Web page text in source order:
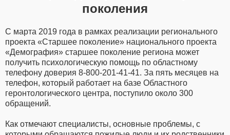
поколения
С марта 2019 года в рамках реализации регионального
проекта «Старшее поколение» национального проекта
«Демография» старшее поколение региона может
получить психологическую помощь по областному
телефону доверия 8-800-201-41-41. За пять месяцев на
телефон, который работает на базе Областного
геронтологического центра, поступило около 300
обращений.
Как отмечают специалисты, основные проблемы, с